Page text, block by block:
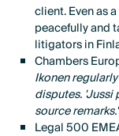
client. Even as
peacefully and
litigators in
Chambers
Ikonen
disputes.
source
Legal 500